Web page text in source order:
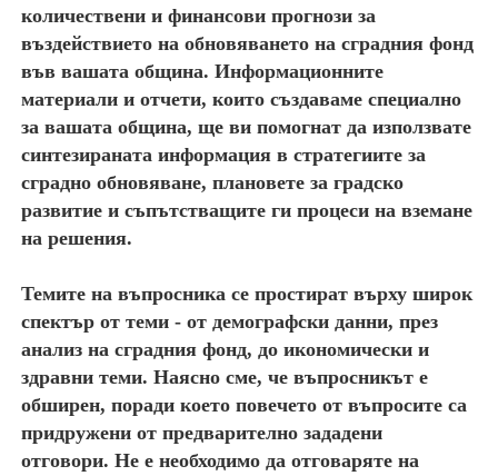
количествени и финансови прогнози за
въздействието на обновяването на сградния фонд
във вашата община. Информационните
материали и отчети, които създаваме специално
за вашата община, ще ви помогнат да използвате
синтезираната информация в стратегиите за
сградно обновяване, плановете за градско
развитие и съпътстващите ги процеси на вземане
на решения.
Темите на въпросника се простират върху широк
спектър от теми - от демографски данни, през
анализ на сградния фонд, до икономически и
здравни теми. Наясно сме, че въпросникът е
обширен, поради което повечето от въпросите са
придружени от предварително зададени
отговори. Не е необходимо да отговаряте на